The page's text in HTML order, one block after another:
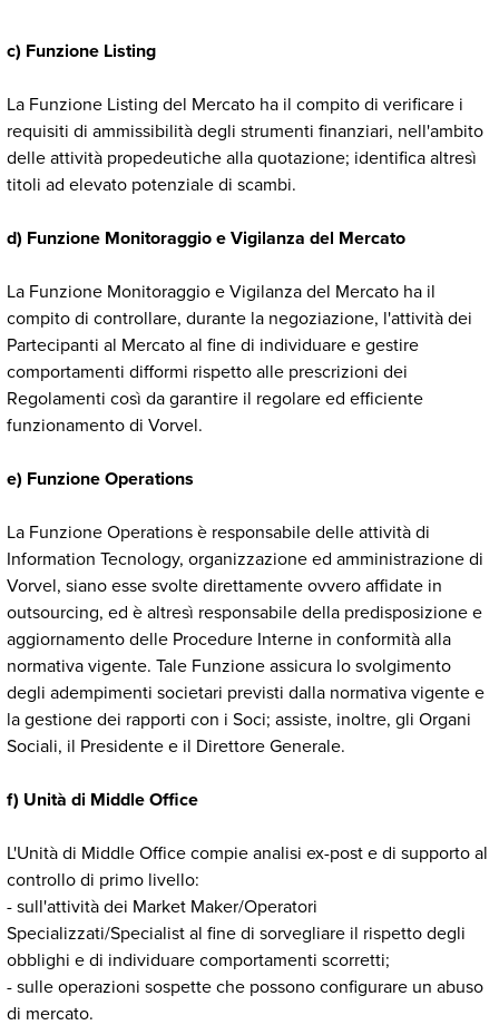
c) Funzione Listing
La Funzione Listing del Mercato ha il compito di verificare i
requisiti di ammissibilità degli strumenti finanziari, nell'ambito
delle attività propedeutiche alla quotazione; identifica altresì
titoli ad elevato potenziale di scambi.
d) Funzione Monitoraggio e Vigilanza del Mercato
La Funzione Monitoraggio e Vigilanza del Mercato ha il
compito di controllare, durante la negoziazione, l'attività dei
Partecipanti al Mercato al fine di individuare e gestire
comportamenti difformi rispetto alle prescrizioni dei
Regolamenti così da garantire il regolare ed efficiente
funzionamento di Vorvel.
e) Funzione Operations
La Funzione Operations è responsabile delle attività di
Information Tecnology, organizzazione ed amministrazione di
Vorvel, siano esse svolte direttamente ovvero affidate in
outsourcing, ed è altresì responsabile della predisposizione e
aggiornamento delle Procedure Interne in conformità alla
normativa vigente. Tale Funzione assicura lo svolgimento
degli adempimenti societari previsti dalla normativa vigente e
la gestione dei rapporti con i Soci; assiste, inoltre, gli Organi
Sociali, il Presidente e il Direttore Generale.
f) Unità di Middle Office
L'Unità di Middle Office compie analisi ex-post e di supporto al
controllo di primo livello:
- sull'attività dei Market Maker/Operatori
Specializzati/Specialist al fine di sorvegliare il rispetto degli
obblighi e di individuare comportamenti scorretti;
- sulle operazioni sospette che possono configurare un abuso
di mercato.